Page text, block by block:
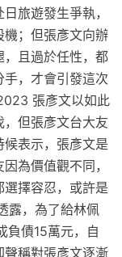
旅遊發生爭執，
機；但張彥文向辦
且過於任性，都
，才會引發這次
張彥文以如此
但張彥文台大友
表示，張彥文是
為價值觀不同，
擇容忍，或許是
露，為了給林佩
負債15萬元，自
聲稱對張彥文逐漸